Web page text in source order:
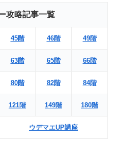
攻略記事一覧
45階 46階 49階
63階 65階 66階
80階 82階 84階
121階 149階 180階
ウデマエUP講座